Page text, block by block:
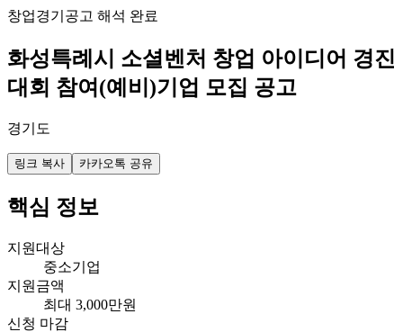
창업경기 공고 해석 완료
화성특례시 소셜벤처 창업 아이디어 경진
대회 참여(예비)기업 모집 공고
경기도
링크 복사 카카오톡 공유
핵심 정보
지원대상
중소기업
지원금액
최대 3,000만원
신청 마감